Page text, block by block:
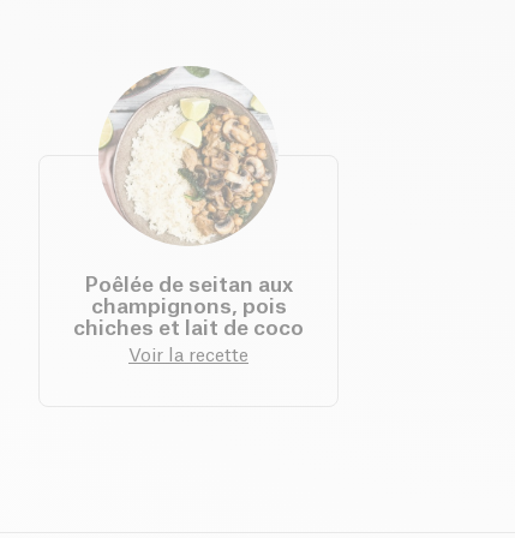
Poêlée de seitan aux
champignons, pois
chiches et lait de coco
Voir la recette